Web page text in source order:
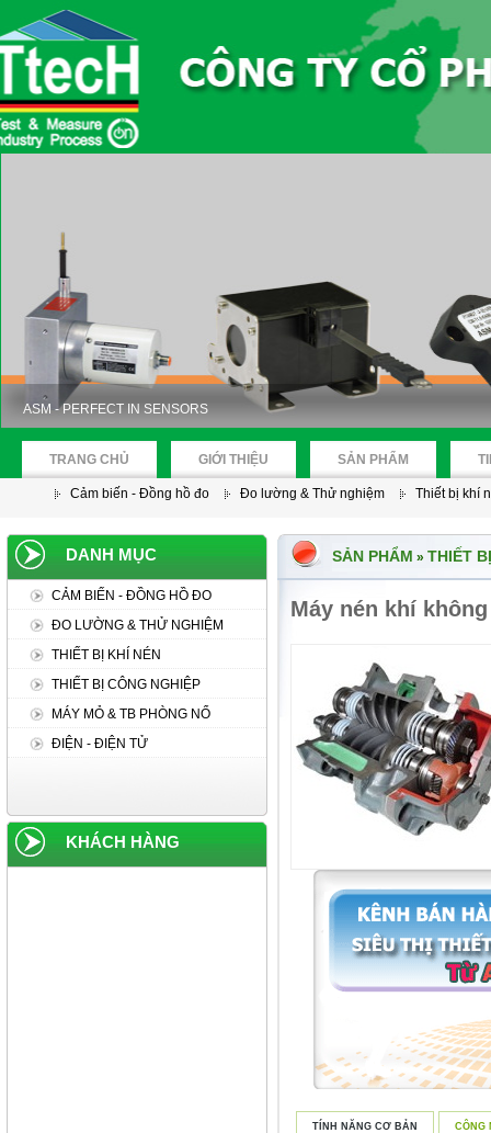
ASM - PERFECT IN SENSORS
TRANG CHỦ GIỚI THIỆU SẢN PHẨM
Cảm biến - Đồng hồ đo Đo lường & Thử nghiệm Thiết bị khí
DANH MỤC
CẢM BIẾN - ĐỒNG HỒ ĐO
ĐO LƯỜNG & THỬ NGHIỆM
THIẾT BỊ KHÍ NÉN
THIẾT BỊ CÔNG NGHIỆP
MÁY MỎ & TB PHÒNG NỔ
ĐIỆN - ĐIỆN TỬ
KHÁCH HÀNG
SẢN PHẨM » THIẾT
Máy nén khí
TÍNH NĂNG CƠ BẢN CÔNG